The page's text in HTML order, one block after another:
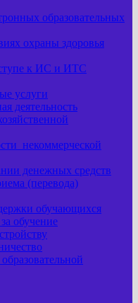
образовательных
охраны здоровья
к ИС и ИТС
услуги
деятельность
некоммерческой
денежных средств
(перевода)
обучающихся
обучение